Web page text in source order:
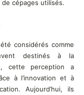
cépages utilisés.
considérés comme
destinés à la
cette perception a
à l’innovation et à
Aujourd’hui, ils